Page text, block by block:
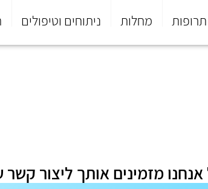
תרופות מחלות ניתוחים וטיפולים
מזמינים אותך ליצור